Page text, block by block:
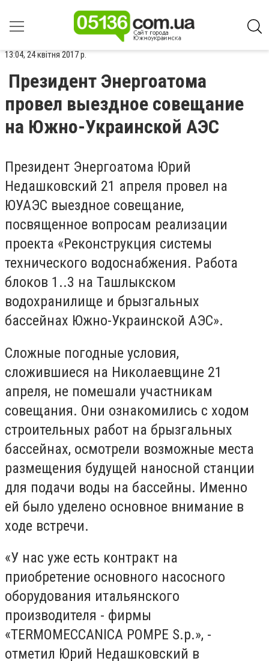
13:04, 24 квітня 2017 р.
Президент Энергоатома
провел выездное совещание
на Южно-Украинской АЭС
Президент Энергоатома Юрий
Недашковский 21 апреля провел на
ЮУАЭС выездное совещание,
посвященное вопросам реализации
проекта «Реконструкция системы
технического водоснабжения. Работа
блоков 1..3 на Ташлыкском
водохранилище и брызгальных
бассейнах Южно-Украинской АЭС».
Сложные погодные условия,
сложившиеся на Николаевщине 21
апреля, не помешали участникам
совещания. Они ознакомились с ходом
строительных работ на брызгальных
бассейнах, осмотрели возможные места
размещения будущей наносной станции
для подачи воды на бассейны. Именно
ей было уделено основное внимание в
ходе встречи.
«У нас уже есть контракт на
приобретение основного насосного
оборудования итальянского
производителя - фирмы
«TERMOMECCANICA POMPE S.p.», -
отметил Юрий Недашковский в